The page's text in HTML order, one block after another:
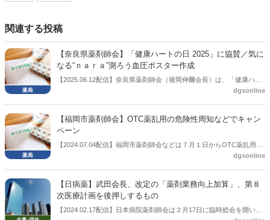
関連する投稿
【奈良県薬剤師会】「健康ハートの日 2025」に協賛／気に
なる“ｎａｒａ”測ろう血圧ポスター作成
【2025.06.12配信】奈良県薬剤師会（後岡伸爾会長）は、「健康ハー
dgsonline
【福岡市薬剤師会】OTC薬乱用の危険性周知などでキャン
ペーン
【2024.07.04配信】福岡市薬剤師会などは７月１日からOTC薬乱用の
危険性の周知などを行うキャンペーンを展開している。期間は９月１
フエム福岡）するほか、啓発動画を街頭ソラリアビジョンで放映。啓
発ラジオ番組の放送も行う。
dgsonline
【日病薬】武田会長、改定の「薬剤業務向上加算」、第８
次医療計画を後押しするもの
【2024.02.17配信】日本病院薬剤師会は２月17日に臨時総会を開い